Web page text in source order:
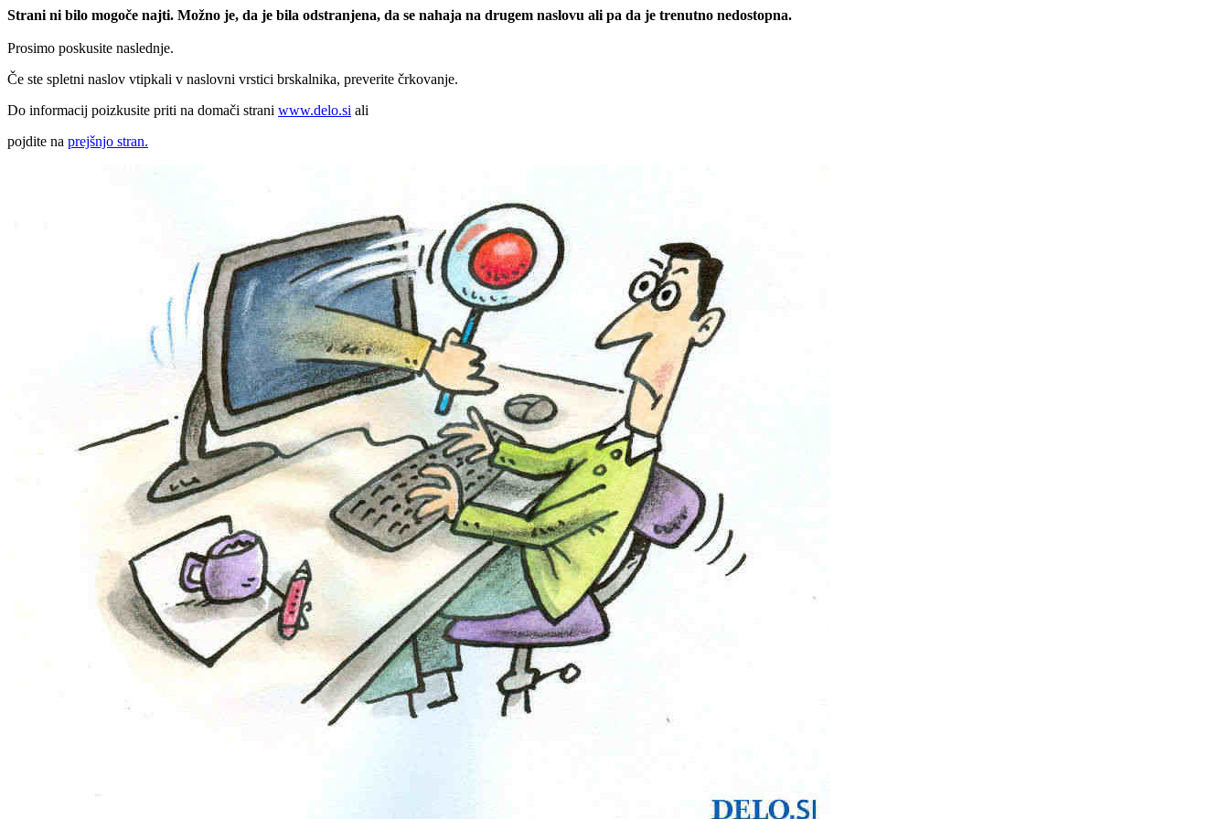
Strani ni bilo mogoče najti. Možno je, da je bila odstranjena, da se nahaja na drugem naslovu ali pa da je trenutno nedostopna.
Prosimo poskusite naslednje.
Če ste spletni naslov vtipkali v naslovni vrstici brskalnika, preverite črkovanje.
Do informacij poizkusite priti na domači strani www.delo.si ali
pojdite na prejšnjo stran.